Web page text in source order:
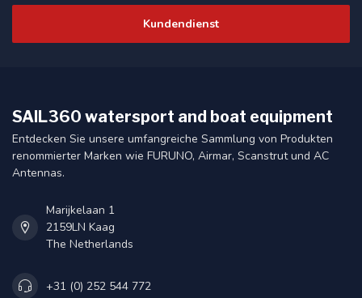
Kundendienst
SAIL360 watersport and boat equipment
Entdecken Sie unsere umfangreiche Sammlung von Produkten
renommierter Marken wie FURUNO, Airmar, Scanstrut und AC
Antennas.
Marijkelaan 1
2159LN Kaag
The Netherlands
+31 (0) 252 544 772